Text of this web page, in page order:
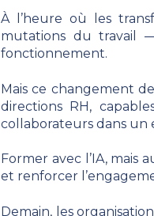
À l’heure où les
mutations du travail
fonctionnement.
Mais ce changement
directions RH,
collaborateurs dans
Former avec l’IA,
et renforcer
Demain, les